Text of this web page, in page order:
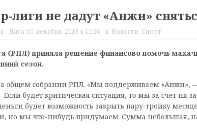
лиги не дадут «Анжи»
Дата: 05 декабря, 2018 в 15:26 в: Новости, Спорт
(РПЛ) приняла решение финансово помочь
сезон.
общем собрании РПЛ. «Мы поддерживаем «Анжи»,
будет критическая ситуация, то мы за счет их
будет возможность закрыть пару-тройку
но мы что-нибудь придумаем. Сумма небольшая,